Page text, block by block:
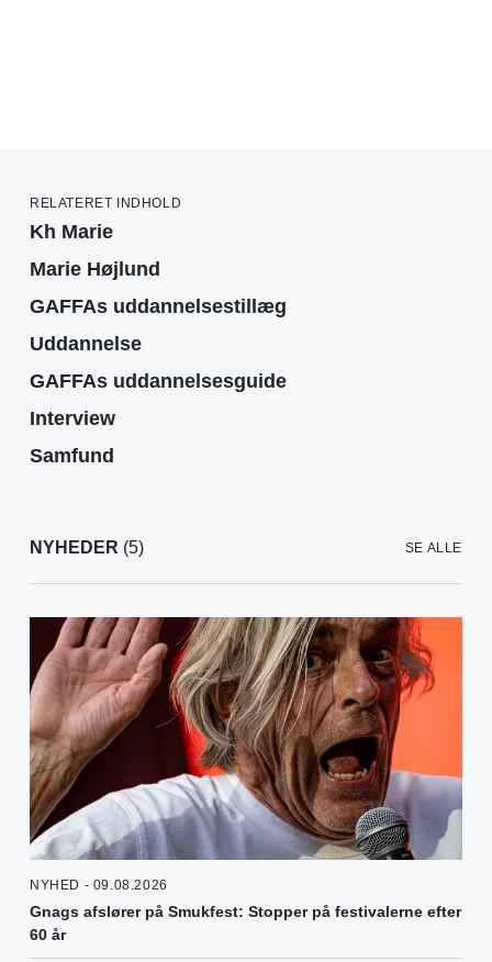
RELATERET INDHOLD
Kh Marie
Marie Højlund
GAFFAs uddannelsestillæg
Uddannelse
GAFFAs uddannelsesguide
Interview
Samfund
NYHEDER (5) SE ALLE
NYHED - 09.08.2026
Gnags afslører på Smukfest: Stopper på festivalerne efter
60 år